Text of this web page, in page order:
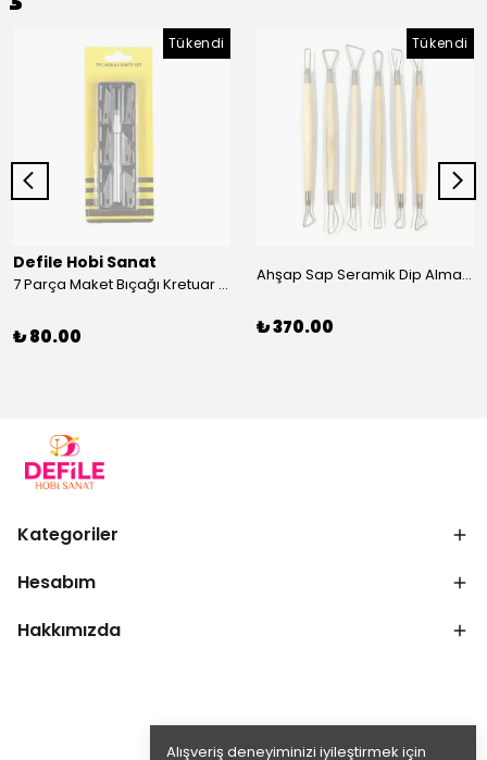
Alışveriş deneyiminizi iyileştirmek için
Tükendi
Defile Hobi Sanat
7 Parça Maket Bıçağı Kretuar Set
₺ 80.00
Tükendi
Ahşap Sap Seramik Dip Alma Seti 6’lı 20 cm
₺ 370.00
Kategoriler
Hesabım
Hakkımızda